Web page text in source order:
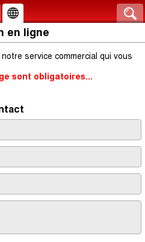
en ligne
service commercial qui vous
sont obligatoires...